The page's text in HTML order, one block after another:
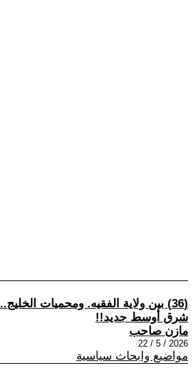
(36) بين ولاية الفقيه. ومحميات
شرق أوسط جديد!!
مازن صاحب
2026 / 5 / 22
مواضيع وابحاث سياسية